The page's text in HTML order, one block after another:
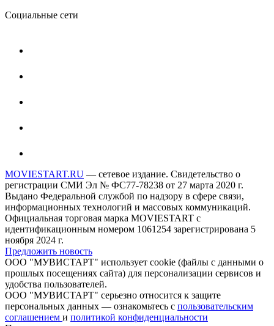
Социальные сети
MOVIESTART.RU — сетевое издание. Свидетельство о
регистрации СМИ Эл № ФС77-78238 от 27 марта 2020 г.
Выдано Федеральной службой по надзору в сфере связи,
информационных технологий и массовых коммуникаций.
Официальная торговая марка MOVIESTART с
идентификационным номером 1061254 зарегистрирована 5
ноября 2024 г.
Предложить новость
ООО "МУВИСТАРТ" использует cookie (файлы с данными о
прошлых посещениях сайта) для персонализации сервисов и
удобства пользователей.
ООО "МУВИСТАРТ" серьезно относится к защите
персональных данных — ознакомьтесь с пользовательским
соглашением и политикой конфиденциальности